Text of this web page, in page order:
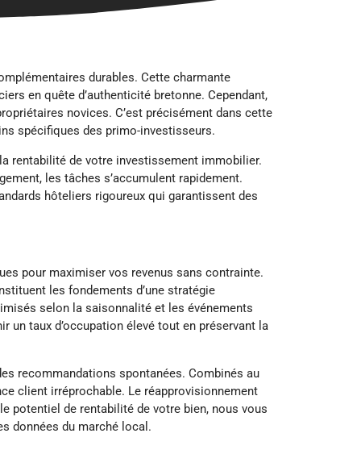
durables. Cette charmante
en quête d’authenticité bretonne. Cependant,
novices. C’est précisément dans cette
spécifiques des primo-investisseurs.
rentabilité de votre investissement immobilier.
les tâches s’accumulent rapidement.
hôteliers rigoureux qui garantissent des
pour maximiser vos revenus sans contrainte.
les fondements d’une stratégie
selon la saisonnalité et les événements
taux d’occupation élevé tout en préservant la
recommandations spontanées. Combinés au
client irréprochable. Le réapprovisionnement
potentiel de rentabilité de votre bien, nous vous
données du marché local.